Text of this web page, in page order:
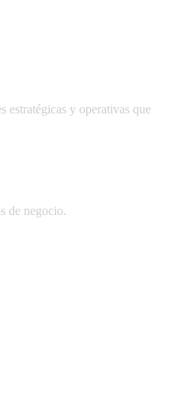
estratégicas y operativas que
de negocio.